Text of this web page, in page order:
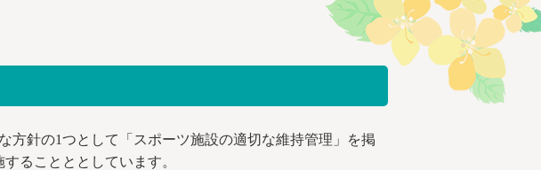
針の1つとして「スポーツ施設の適切な維持管理」を掲
ることととしています。